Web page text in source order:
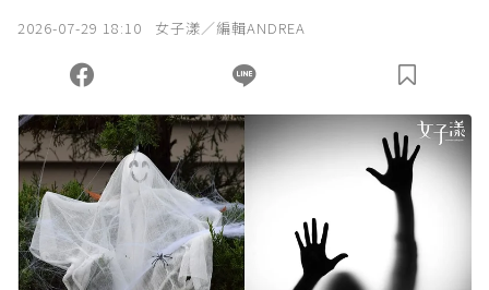
2026-07-29 18:10 女子漾／編輯ANDREA